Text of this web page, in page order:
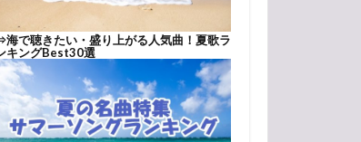
海で聴きたい・盛り上がる人気曲！夏歌ラ
キングBest30選